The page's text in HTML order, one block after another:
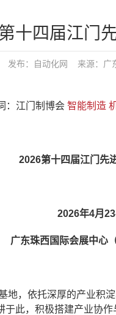
十四届江门
发布： 自动化网 来源：广
：江门制博会 智能制造
2026第十四届江门先
2026年4月2
广东珠西国际会展中心
地，依托深厚的产业积
此，积极搭建产业协